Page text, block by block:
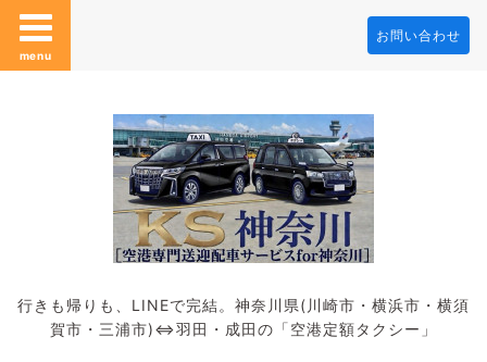
menu
お問い合わせ
行きも帰りも、LINEで完結。神奈川県(川崎市・横浜市・横須
賀市・三浦市)⇔羽田・成田の「空港定額タクシー」